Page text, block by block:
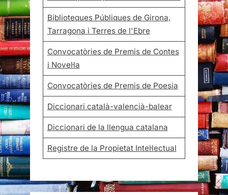
Biblioteques Públiques de Girona,
Tarragona i Terres de l'Ebre
Convocatòries de Premis de Contes
i Novel·la
Convocatòries de Premis de Poesia
Diccionari català-valencià-balear
Diccionari de la llengua catalana
Registre de la Propietat Intel·lectual